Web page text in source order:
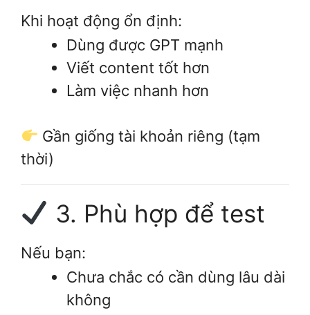
Khi hoạt động ổn định:
Dùng được GPT mạnh
Viết content tốt hơn
Làm việc nhanh hơn
Gần giống tài khoản riêng (tạm
thời)
3. Phù hợp để test
Nếu bạn:
Chưa chắc có cần dùng lâu dài
không